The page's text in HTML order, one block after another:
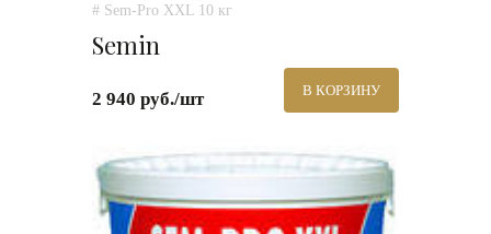
# Sem-Pro XXL 10 кг
Semin
2 940 руб./шт В КОРЗИНУ